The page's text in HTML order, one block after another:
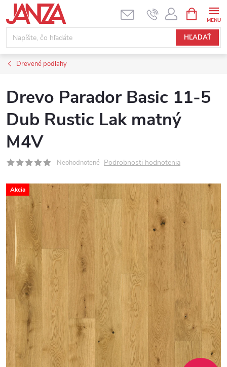
Prejsť na obsah
HĽADAŤ
Drevené podlahy
Drevo Parador Basic 11-5
Dub Rustic Lak matný
M4V
Neohodnotené Podrobnosti hodnotenia
Akcia